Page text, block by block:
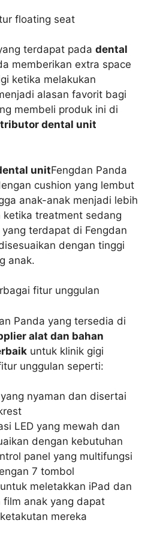
floating seat
terdapat pada dental
memberikan extra space
ketika melakukan
alasan favorit bagi
membeli produk ini di
dental unit
unitFengdan Panda
cushion yang lembut
anak-anak menjadi lebih
treatment sedang
terdapat di Fengdan
dengan tinggi
anak.
fitur unggulan
Panda yang tersedia di
alat dan bahan
untuk klinik gigi
unggulan seperti:
nyaman dan disertai
LED yang mewah dan
dengan kebutuhan
panel yang multifungsi
7 tombol
meletakkan iPad dan
film anak yang dapat
mereka